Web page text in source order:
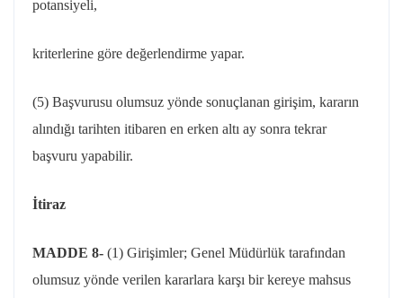
potansiyeli,
kriterlerine göre değerlendirme yapar.
(5) Başvurusu olumsuz yönde sonuçlanan girişim, kararın
alındığı tarihten itibaren en erken altı ay sonra tekrar
başvuru yapabilir.
İtiraz
MADDE 8- (1) Girişimler; Genel Müdürlük tarafından
olumsuz yönde verilen kararlara karşı bir kereye mahsus